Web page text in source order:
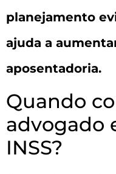
planejamento
ajuda a
aposentadoria.
Quando
advogado
INSS?